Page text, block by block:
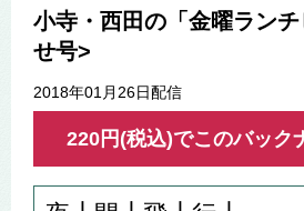
小寺・西田の「金曜ラン
せ号>
2018年01月26日配信
220円(税込)でこのバック